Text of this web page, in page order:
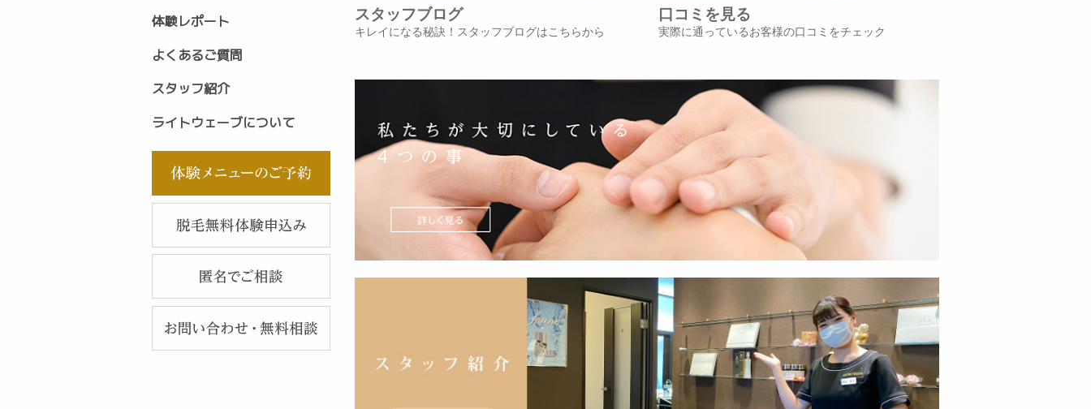
体験レポート
よくあるご質問
スタッフ紹介
ライトウェーブについて
スタッフブログ
キレイになる秘訣！スタッフブログはこちらから
口コミを見る
実際に通っているお客様の口コミをチェック